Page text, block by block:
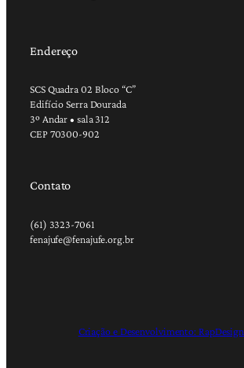
Endereço
SCS Quadra 02 Bloco “C”
Edifício Serra Dourada
3º Andar • sala 312
CEP 70300-902
Contato
(61) 3323-7061
fenajufe@fenajufe.org.br
Criação e Desenvolvimento: RapDesign